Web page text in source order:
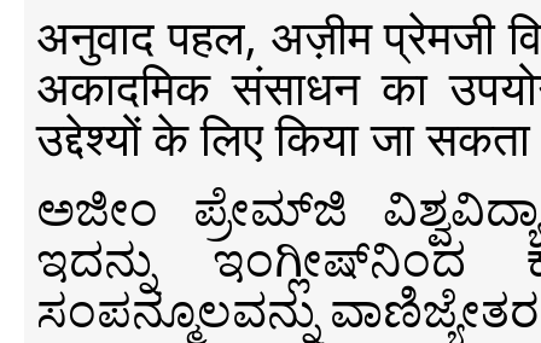
अनुवाद पहल, अज़ीम प्रेमजी
अकादमिक संसाधन का
उद्देश्यों के लिए किया जा
ಅಜೀಂ ಪ್ರೇಮ್‍ಜಿ
ಇದನ್ನು ಇಂಗ್ಲೀಷ್‍ನಿಂದ
ಸಂಪನ್ಮೂಲವನ್ನು